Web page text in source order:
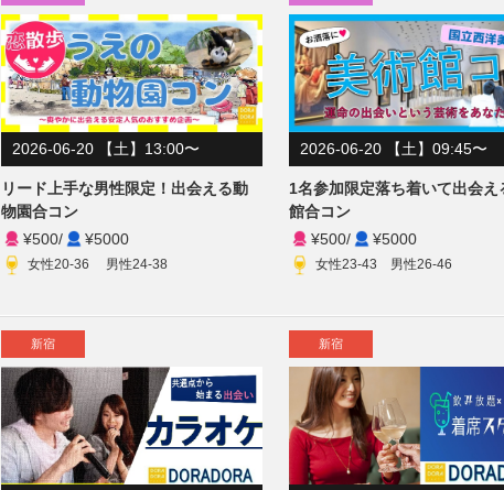
2026-06-20 【土】13:00〜
リード上手な男性限定！出会える動
物園合コン
¥500/ ¥5000
女性20-36 男性24-38
2026-06-20 【土】09:45〜
1名参加限定落ち着いて出会え
館合コン
¥500/ ¥5000
女性23-43 男性26-46
新宿 新宿